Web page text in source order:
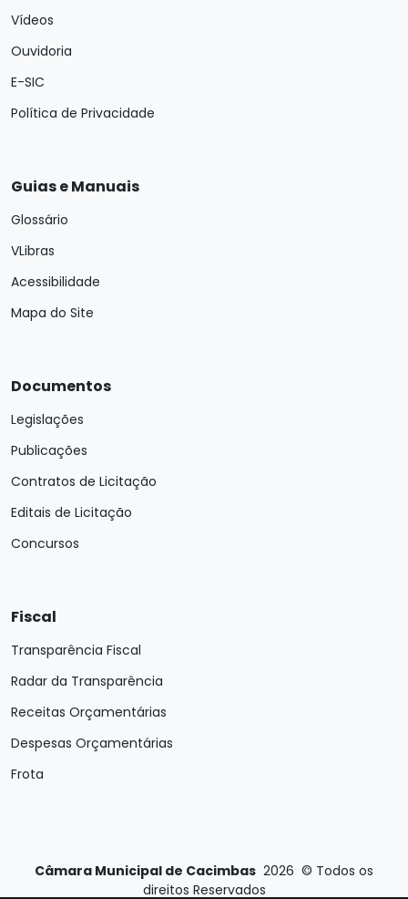
Vídeos
Ouvidoria
E-SIC
Política de Privacidade
Guias e Manuais
Glossário
VLibras
Acessibilidade
Mapa do Site
Documentos
Legislações
Publicações
Contratos de Licitação
Editais de Licitação
Concursos
Fiscal
Transparência Fiscal
Radar da Transparência
Receitas Orçamentárias
Despesas Orçamentárias
Frota
Câmara Municipal de Cacimbas 2026 © Todos os
direitos Reservados